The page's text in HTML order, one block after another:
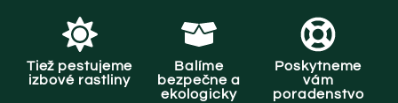
Tiež pestujeme
izbové rastliny
Balíme
bezpečne a
ekologicky
Poskytneme
vám
poradenstvo